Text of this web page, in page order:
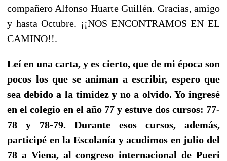
compañero Alfonso Huarte Guillén. Gracias, amigo
y hasta Octubre. ¡¡NOS ENCONTRAMOS EN EL
CAMINO!!.
Leí en una carta, y es cierto, que de mi época son
pocos los que se animan a escribir, espero que
sea debido a la timidez y no a olvido. Yo ingresé
en el colegio en el año 77 y estuve dos cursos: 77-
78 y 78-79. Durante esos cursos, además,
participé en la Escolanía y acudimos en julio del
78 a Viena, al congreso internacional de Pueri